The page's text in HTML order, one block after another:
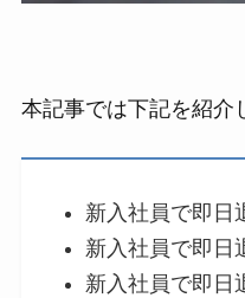
本記事では下記を紹介
新入社員で即日
新入社員で即日
新入社員で即日